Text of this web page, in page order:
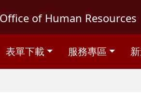
Office of Human Resources
表單下載 服務專區